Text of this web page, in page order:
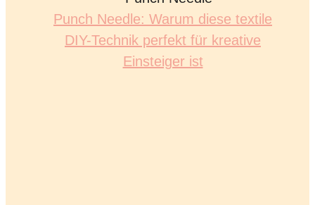
Punch Needle: Warum diese textile
DIY-Technik perfekt für kreative
Einsteiger ist